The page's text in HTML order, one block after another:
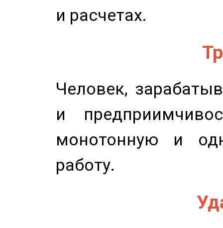
и расчетах.
Человек,
и
монотонную и
работу.